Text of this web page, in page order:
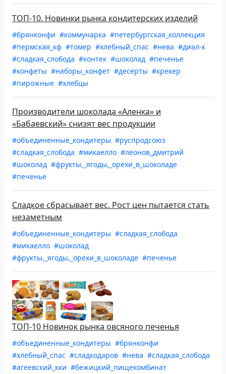
ТОП-10. Новинки рынка кондитерских изделий
#брянконфи #коммунарка #петербургская_коллекция
#пермская_кф #томер #хлебный_спас #нева #диал-к
#сладкая_слобода #контек #шоколад #печенье
#конфеты #наборы_конфет #десерты #крекер
#пирожные #хлебцы
Производители шоколада «Аленка» и
«Бабаевский» снизят вес продукции
#объединенные_кондитеры #руспродсоюз
#сладкая_слобода #микаелло #леонов_дмитрий
#шоколад #фрукты,_ягоды,_орехи_в_шоколаде
#печенье
Сладкое сбрасывает вес. Рост цен пытается стать
незаметным
#объединенные_кондитеры #сладкая_слобода
#микаелло #шоколад
#фрукты,_ягоды,_орехи_в_шоколаде #печенье
ТОП-10 Новинок рынка овсяного печенья
#объединенные_кондитеры #брянконфи
#хлебный_спас #сладкодаров #нева #сладкая_слобода
#агеевский_кки #бежицкий_пищекомбинат